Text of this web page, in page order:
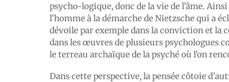
psycho-logique, donc de la vie de l'âme.
l'homme à la démarche de Nietzsche qui a
dévoile par exemple dans la conviction et la
dans les œuvres de plusieurs psychologues
le terreau archaïque de la psyché où l'on
Dans cette perspective, la pensée côtoie